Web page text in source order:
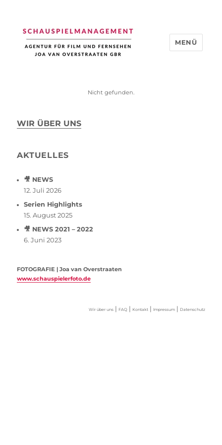
MENÜ
Nicht gefunden.
WIR ÜBER UNS
AKTUELLES
🎥 NEWS
12. Juli 2026
Serien Highlights
15. August 2025
🎥 NEWS 2021 – 2022
6. Juni 2023
FOTOGRAFIE | Joa van Overstraaten
www.schauspielerfoto.de
Wir über uns| FAQ| Kontakt| Impressum| Datenschutz